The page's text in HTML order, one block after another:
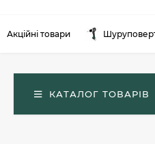
Акційні товари
КАТАЛОГ ТОВАРІВ